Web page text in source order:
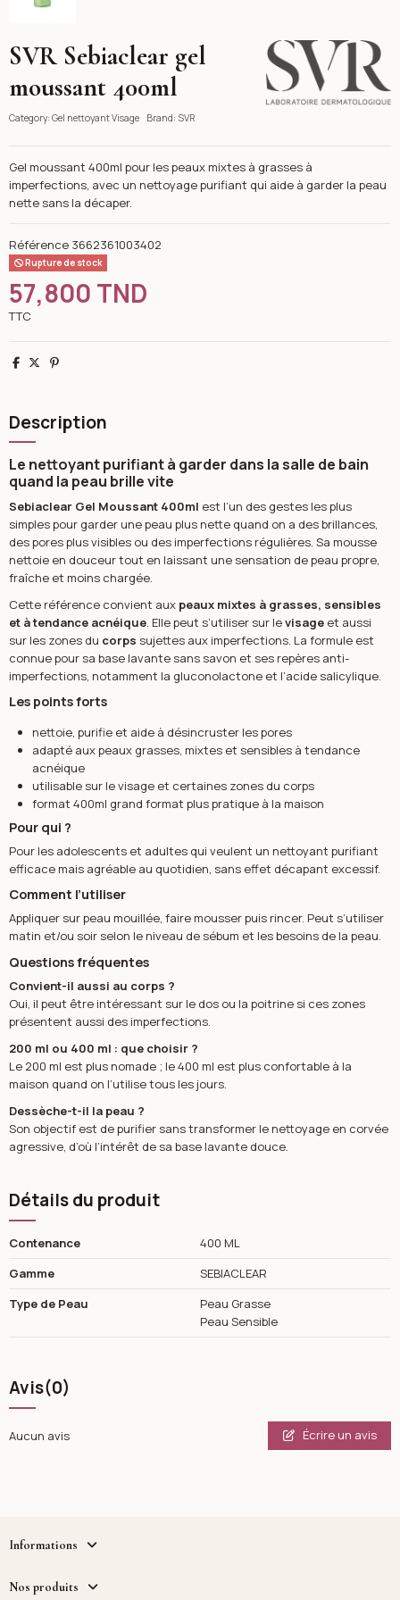
SVR
SVR Sebiaclear gel
moussant 400ml
Category: Gel nettoyant Visage Brand: SVR
Gel moussant 400ml pour les peaux mixtes à grasses à
imperfections, avec un nettoyage purifiant qui aide à garder la peau
nette sans la décaper.
Référence 3662361003402
Rupture de stock
57,800 TND
TTC
Partager
TweetPinterest
Description
Le nettoyant purifiant à garder dans la salle de bain
quand la peau brille vite
Sebiaclear Gel Moussant 400ml est l’un des gestes les plus
simples pour garder une peau plus nette quand on a des brillances,
des pores plus visibles ou des imperfections régulières. Sa mousse
nettoie en douceur tout en laissant une sensation de peau propre,
fraîche et moins chargée.
Cette référence convient aux peaux mixtes à grasses, sensibles
et à tendance acnéique. Elle peut s’utiliser sur levisageet aussi
sur les zones du corps sujettes aux imperfections. La formule est
connue pour sa base lavante sans savon et ses repères anti-
imperfections, notamment la gluconolactone et l’acide salicylique.
Les points forts
nettoie, purifie et aide à désincruster les pores
adapté aux peaux grasses, mixtes et sensibles à tendance
acnéique
utilisable sur le visage et certaines zones du corps
format 400ml grand format plus pratique à la maison
Pour qui ?
Pour les adolescents et adultes qui veulent un nettoyant purifiant
efficace mais agréable au quotidien, sans effet décapant excessif.
Comment l’utiliser
Appliquer sur peau mouillée, faire mousser puis rincer. Peut s’utiliser
matin et/ou soir selon le niveau de sébum et les besoins de la peau.
Questions fréquentes
Convient-il aussi au corps ?
Oui, il peut être intéressant sur le dos ou la poitrine si ces zones
présentent aussi des imperfections.
200 ml ou 400 ml : que choisir ?
Le 200 ml est plus nomade ; le 400 ml est plus confortable à la
maison quand on l’utilise tous les jours.
Dessèche-t-il la peau ?
Son objectif est de purifier sans transformer le nettoyage en corvée
agressive, d’où l’intérêt de sa base lavante douce.
Détails du produit
Contenance
400 ML
Gamme
SEBIACLEAR
Type de Peau
Peau Grasse
Peau Sensible
Avis(0)
Aucun avis Écrire un avis
Informations
Nos produits